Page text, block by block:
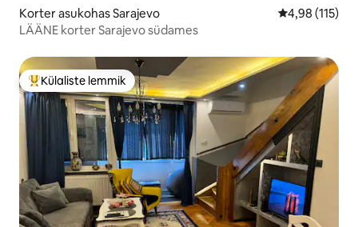
Korter asukohas Sarajevo Keskmine
4,98 (115)
LÄÄNE korter Sarajevo südames
Külaliste suur lemmik
Külaliste lemmik